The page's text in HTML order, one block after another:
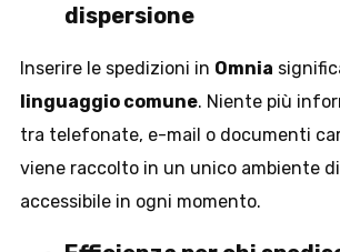
dispersione
Inserire le spedizioni in Omnia
linguaggio comune. Niente più
tra telefonate, e-mail o documenti
viene raccolto in un unico ambiente
accessibile in ogni momento.